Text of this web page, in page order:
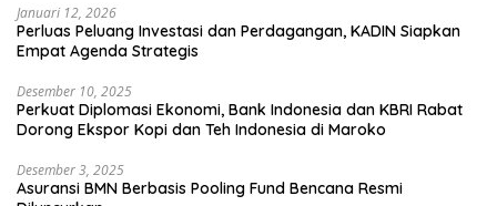
Januari 12, 2026
Perluas Peluang Investasi dan Perdagangan, KADIN Siapkan
Empat Agenda Strategis
Desember 10, 2025
Perkuat Diplomasi Ekonomi, Bank Indonesia dan KBRI Rabat
Dorong Ekspor Kopi dan Teh Indonesia di Maroko
Desember 3, 2025
Asuransi BMN Berbasis Pooling Fund Bencana Resmi